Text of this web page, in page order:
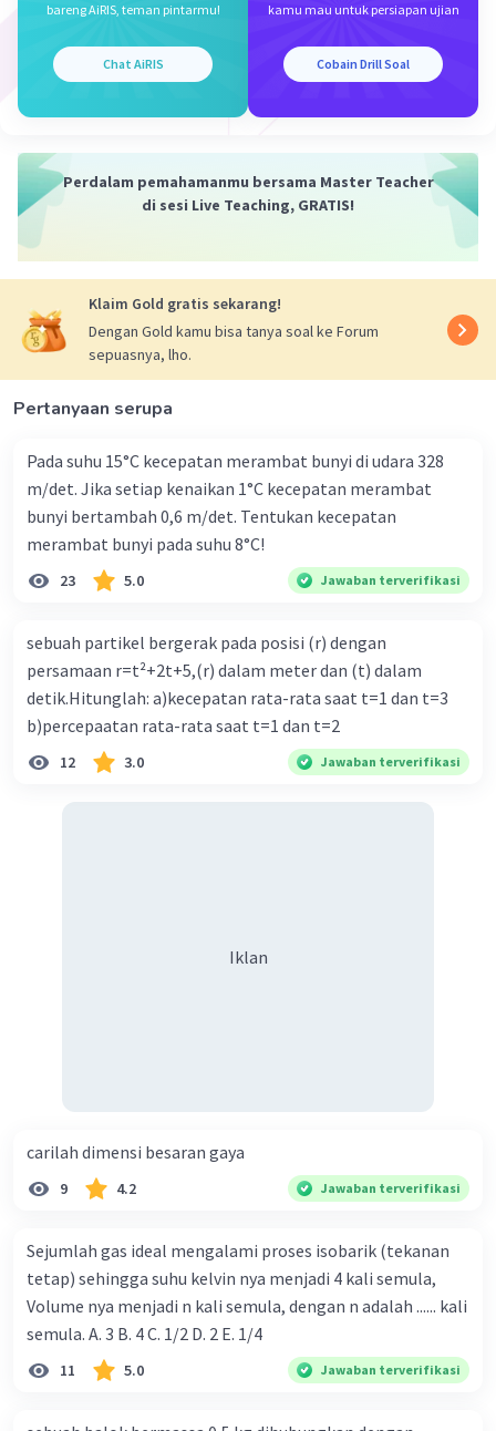
bareng AiRIS, teman pintarmu!
Chat AiRIS
kamu mau untuk persiapan ujian
Cobain Drill Soal
Perdalam pemahamanmu bersama Master Teacher
di sesi Live Teaching, GRATIS!
Klaim Gold gratis sekarang!
Dengan Gold kamu bisa tanya soal ke Forum
sepuasnya, lho.
Pertanyaan serupa
Pada suhu 15°C kecepatan merambat bunyi di udara 328
m/det. Jika setiap kenaikan 1°C kecepatan merambat
bunyi bertambah 0,6 m/det. Tentukan kecepatan
merambat bunyi pada suhu 8°C!
23 5.0 Jawaban terverifikasi
sebuah partikel bergerak pada posisi (r) dengan
persamaan r=t²+2t+5,(r) dalam meter dan (t) dalam
detik.Hitunglah: a)kecepatan rata-rata saat t=1 dan t=3
b)percepaatan rata-rata saat t=1 dan t=2
12 3.0 Jawaban terverifikasi
Iklan
carilah dimensi besaran gaya
9 4.2 Jawaban terverifikasi
Sejumlah gas ideal mengalami proses isobarik (tekanan
tetap) sehingga suhu kelvin nya menjadi 4 kali semula,
Volume nya menjadi n kali semula, dengan n adalah ...... kali
semula. A. 3 B. 4 C. 1/2 D. 2 E. 1/4
11 5.0 Jawaban terverifikasi